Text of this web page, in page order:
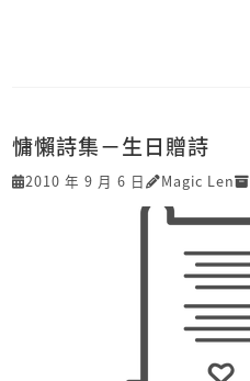
慵懶詩集－生日贈詩
2010 年 9 月 6 日 Magic Len